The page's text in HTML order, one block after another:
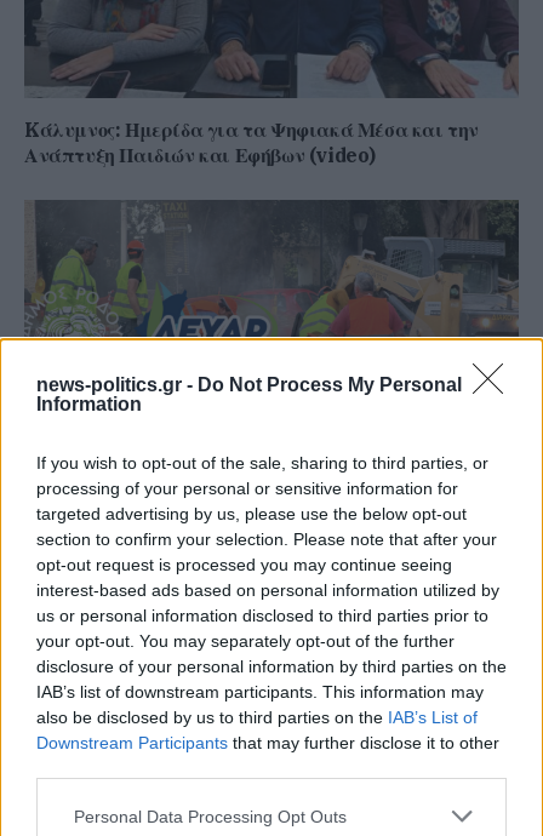
news-politics.gr - Do Not Process My Personal
Information
If you wish to opt-out of the sale, sharing to third parties, or
processing of your personal or sensitive information for
targeted advertising by us, please use the below opt-out
section to confirm your selection. Please note that after your
opt-out request is processed you may continue seeing
interest-based ads based on personal information utilized by
us or personal information disclosed to third parties prior to
your opt-out. You may separately opt-out of the further
disclosure of your personal information by third parties on the
IAB’s list of downstream participants. This information may
also be disclosed by us to third parties on the IAB’s List of
Downstream Participants that may further disclose it to other
Personal Data Processing Opt Outs
Kάλυμνος: Ημερίδα για τα Ψηφιακά Μέσα και την
Ανάπτυξη Παιδιών και Εφήβων (video)
Προσωρινές κυκλοφοριακές ρυθμίσεις λόγω των έργων
που εκτελούνται από τη ΔΕΥΑΡ